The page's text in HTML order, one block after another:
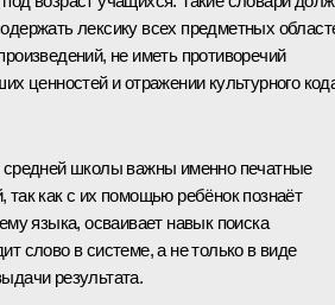
лексику всех предметных
не иметь противоречий
ценностей и отражении культурного
средней школы важны именно печатные
как с их помощью ребёнок познаёт
языка, осваивает навык поиска
слово в системе, а не только в виде
результата.